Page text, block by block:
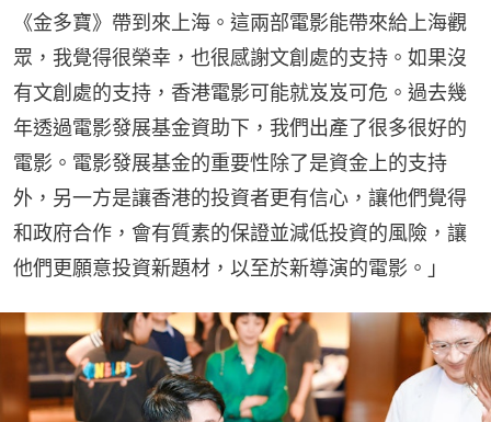
《金多寶》帶到來上海。這兩部電影能帶來給上海觀
眾，我覺得很榮幸，也很感謝文創處的支持。如果沒
有文創處的支持，香港電影可能就岌岌可危。過去幾
年透過電影發展基金資助下，我們出產了很多很好的
電影。電影發展基金的重要性除了是資金上的支持
外，另一方是讓香港的投資者更有信心，讓他們覺得
和政府合作，會有質素的保證並減低投資的風險，讓
他們更願意投資新題材，以至於新導演的電影。」